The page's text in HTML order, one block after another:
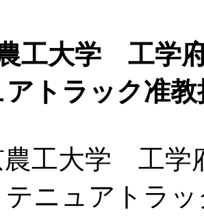
工大学 工
アトラック准
工大学 工学
テニュアトラ